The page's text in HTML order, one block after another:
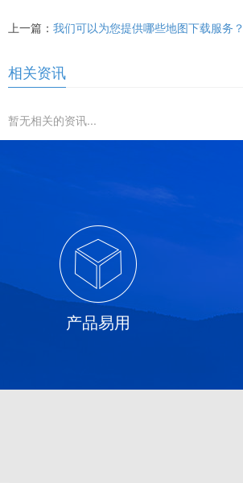
上一篇： 我们可以为您提供哪些地图下载服务？
相关资讯
暂无相关的资讯...
产品易用